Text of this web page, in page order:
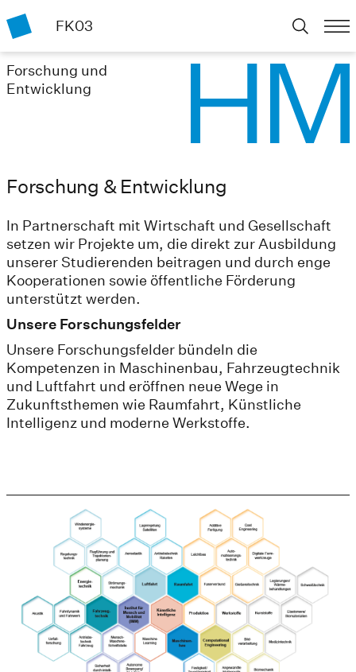
FK03
Forschung und
Entwicklung
Forschung & Entwicklung
In Partnerschaft mit Wirtschaft und Gesellschaft
setzen wir Projekte um, die direkt zur Ausbildung
unserer Studierenden beitragen und durch enge
Kooperationen sowie öffentliche Förderung
unterstützt werden.
Unsere Forschungsfelder
Unsere Forschungsfelder bündeln die
Kompetenzen in Maschinenbau, Fahrzeugtechnik
und Luftfahrt und eröffnen neue Wege in
Zukunftsthemen wie Raumfahrt, Künstliche
Intelligenz und moderne Werkstoffe.